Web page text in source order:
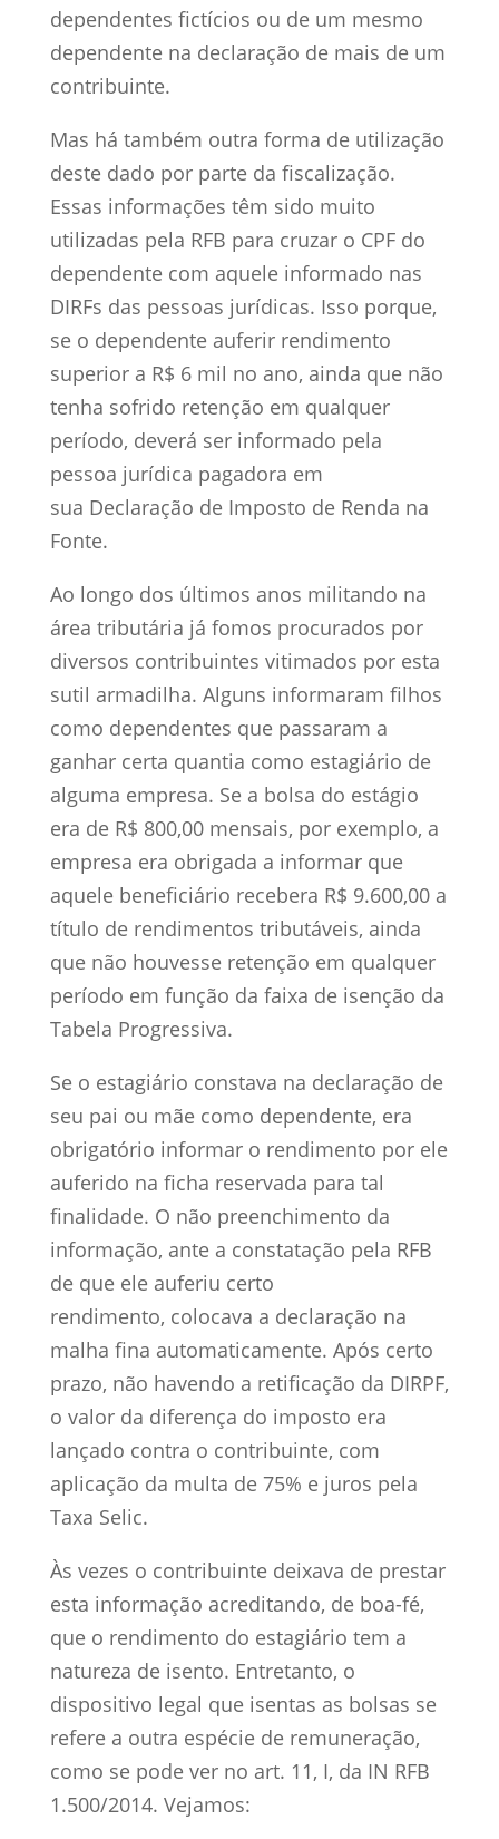
dependentes fictícios ou de um mesmo
dependente na declaração de mais de um
contribuinte.
Mas há também outra forma de utilização
deste dado por parte da fiscalização.
Essas informações têm sido muito
utilizadas pela RFB para cruzar o CPF do
dependente com aquele informado nas
DIRFs das pessoas jurídicas. Isso porque,
se o dependente auferir rendimento
superior a R$ 6 mil no ano, ainda que não
tenha sofrido retenção em qualquer
período, deverá ser informado pela
pessoa jurídica pagadora em
sua Declaração de Imposto de Renda na
Fonte.
Ao longo dos últimos anos militando na
área tributária já fomos procurados por
diversos contribuintes vitimados por esta
sutil armadilha. Alguns informaram filhos
como dependentes que passaram a
ganhar certa quantia como estagiário de
alguma empresa. Se a bolsa do estágio
era de R$ 800,00 mensais, por exemplo, a
empresa era obrigada a informar que
aquele beneficiário recebera R$ 9.600,00 a
título de rendimentos tributáveis, ainda
que não houvesse retenção em qualquer
período em função da faixa de isenção da
Tabela Progressiva.
Se o estagiário constava na declaração de
seu pai ou mãe como dependente, era
obrigatório informar o rendimento por ele
auferido na ficha reservada para tal
finalidade. O não preenchimento da
informação, ante a constatação pela RFB
de que ele auferiu certo
rendimento, colocava a declaração na
malha fina automaticamente. Após certo
prazo, não havendo a retificação da DIRPF,
o valor da diferença do imposto era
lançado contra o contribuinte, com
aplicação da multa de 75% e juros pela
Taxa Selic.
Às vezes o contribuinte deixava de prestar
esta informação acreditando, de boa-fé,
que o rendimento do estagiário tem a
natureza de isento. Entretanto, o
dispositivo legal que isentas as bolsas se
refere a outra espécie de remuneração,
como se pode ver no art. 11, I, da IN RFB
1.500/2014. Vejamos: